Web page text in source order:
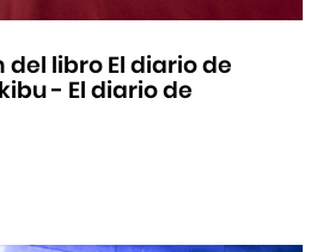
libro El diario de
- El diario de